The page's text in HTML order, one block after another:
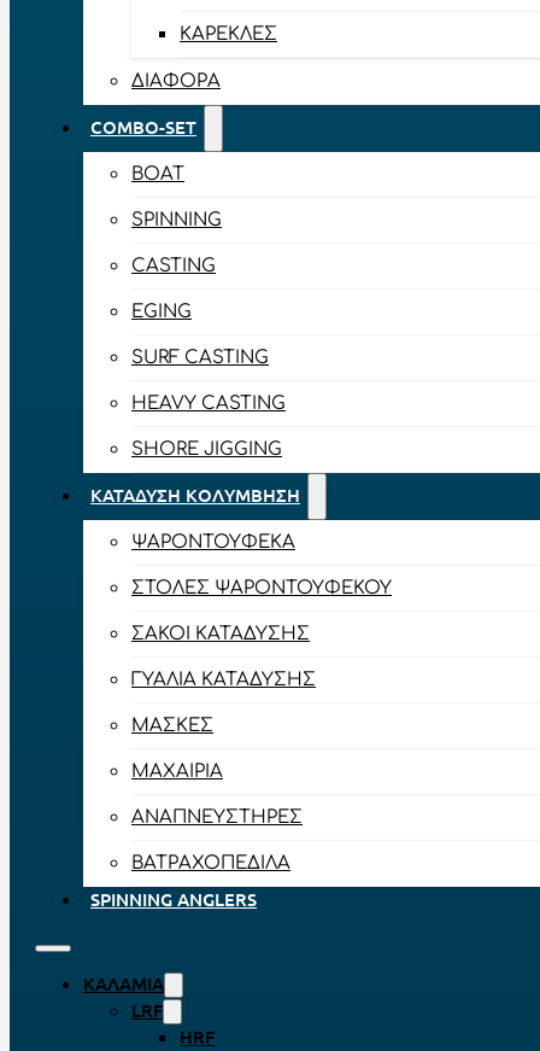
ΚΑΡΈΚΛΕΣ
ΔΙΆΦΟΡΑ
COMBO-SET
BOAT
SPINNING
CASTING
EGING
SURF CASTING
HEAVY CASTING
SHORE JIGGING
ΚΑΤΆΔΥΣΗ ΚΟΛΎΜΒΗΣΗ
ΨΑΡΟΝΤΟΎΦΕΚΑ
ΣΤΟΛΈΣ ΨΑΡΟΝΤΟΎΦΕΚΟΥ
ΣΆΚΟΙ ΚΑΤΆΔΥΣΗΣ
ΓΥΑΛΙΆ ΚΑΤΆΔΥΣΗΣ
ΜΆΣΚΕΣ
ΜΑΧΑΊΡΙΑ
ΑΝΑΠΝΕΥΣΤΉΡΕΣ
ΒΑΤΡΑΧΟΠΈΔΙΛΑ
SPINNING ANGLERS
ΚΑΛΆΜΙΑ
LRF
HRF